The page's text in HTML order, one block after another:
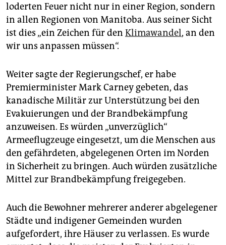
loderten Feuer nicht nur in einer Region, sondern
in allen Regionen von Manitoba. Aus seiner Sicht
ist dies „ein Zeichen für den Klimawandel, an den
wir uns anpassen müssen“.
Weiter sagte der Regierungschef, er habe
Premierminister Mark Carney gebeten, das
kanadische Militär zur Unterstützung bei den
Evakuierungen und der Brandbekämpfung
anzuweisen. Es würden „unverzüglich“
Armeeflugzeuge eingesetzt, um die Menschen aus
den gefährdeten, abgelegenen Orten im Norden
in Sicherheit zu bringen. Auch würden zusätzliche
Mittel zur Brandbekämpfung freigegeben.
Auch die Bewohner mehrerer anderer abgelegener
Städte und indigener Gemeinden wurden
aufgefordert, ihre Häuser zu verlassen. Es wurde